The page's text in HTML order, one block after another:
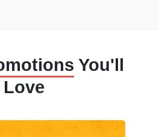
You'll
Love